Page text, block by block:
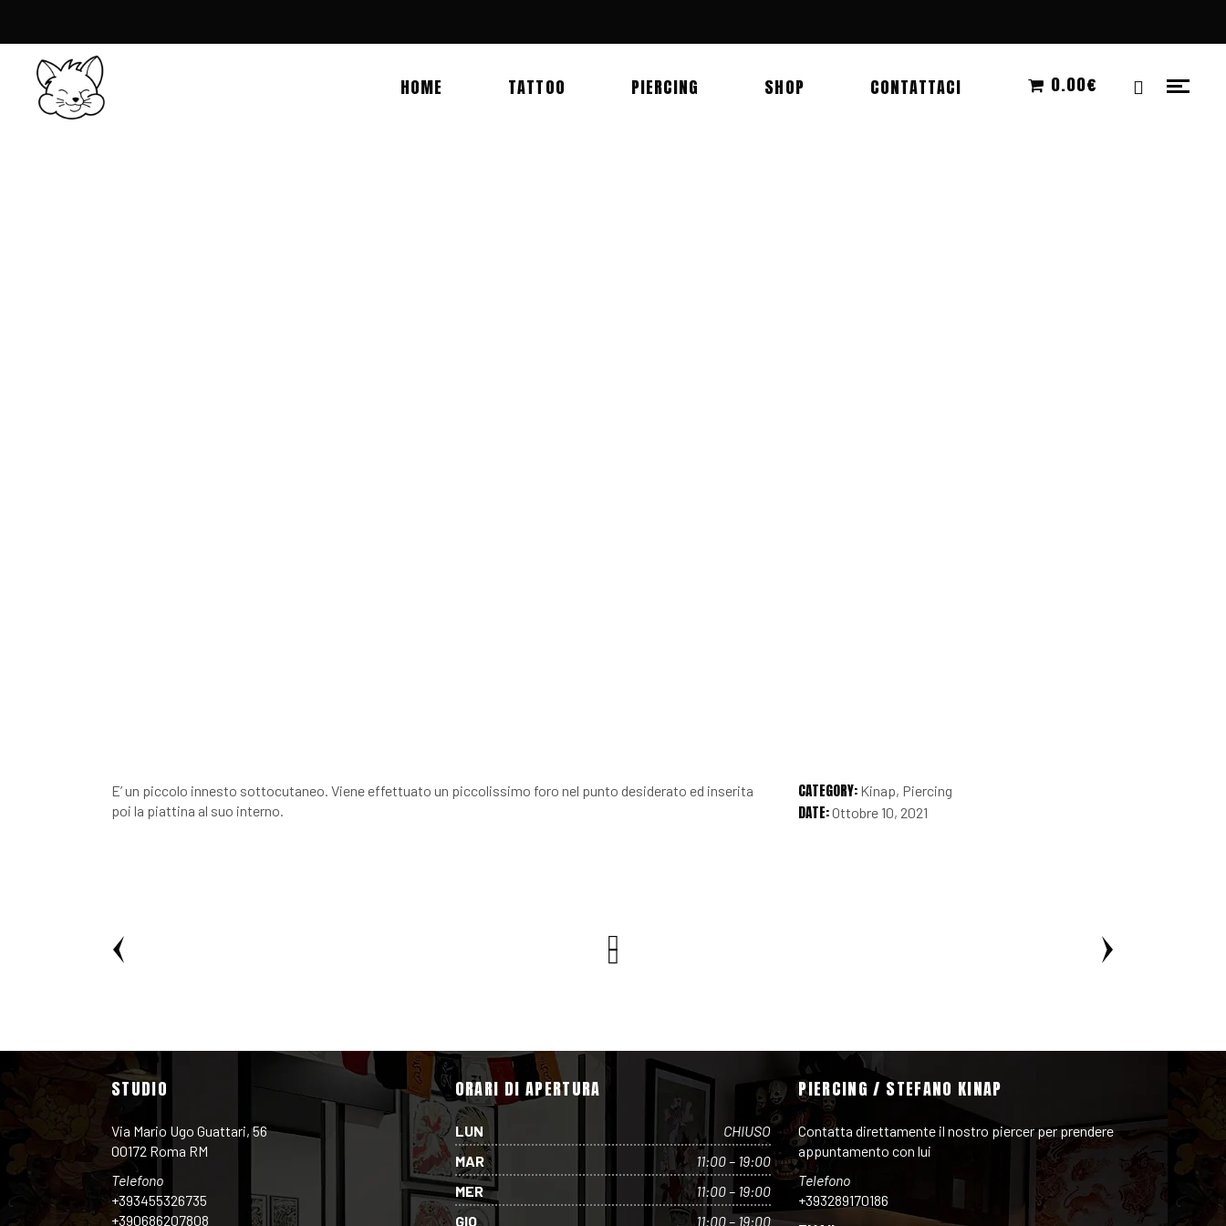
HOME TATTOO PIERCING SHOP CONTATTACI 0.00€
E’ un piccolo innesto sottocutaneo. Viene effettuato un piccolissimo foro nel punto desiderato ed inserita
poi la piattina al suo interno.
CATEGORY: Kinap Piercing
DATE:Ottobre 10, 2021
STUDIO
Via Mario Ugo Guattari, 56
00172 Roma RM
Telefono
+393455326735
+390686207808
ORARI DI APERTURA
LUN
CHIUSO
MAR
11:00 – 19:00
MER
11:00 – 19:00
GIO
11:00 – 19:00
PIERCING / STEFANO KINAP
Contatta direttamente il nostro piercer per prendere
appuntamento con lui
Telefono
+393289170186